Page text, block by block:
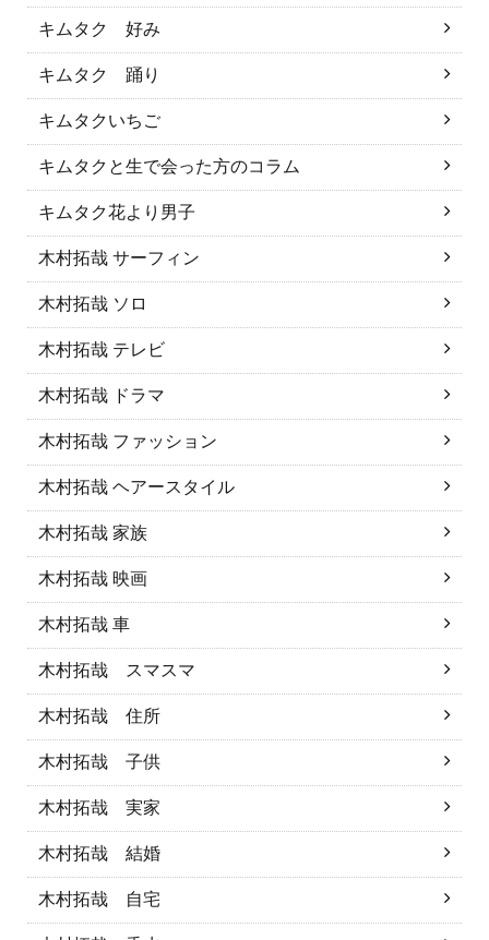
キムタク 好み
キムタク 踊り
キムタクいちご
キムタクと生で会った方のコラム
キムタク花より男子
木村拓哉 サーフィン
木村拓哉 ソロ
木村拓哉 テレビ
木村拓哉 ドラマ
木村拓哉 ファッション
木村拓哉 ヘアースタイル
木村拓哉 家族
木村拓哉 映画
木村拓哉 車
木村拓哉 スマスマ
木村拓哉 住所
木村拓哉 子供
木村拓哉 実家
木村拓哉 結婚
木村拓哉 自宅